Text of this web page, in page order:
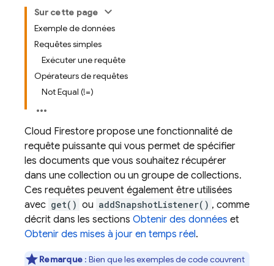
Sur cette page
Exemple de données
Requêtes simples
Exécuter une requête
Opérateurs de requêtes
Not Equal (!=)
Cloud Firestore propose une fonctionnalité de
requête puissante qui vous permet de spécifier
les documents que vous souhaitez récupérer
dans une collection ou un groupe de collections.
Ces requêtes peuvent également être utilisées
avec get() ou addSnapshotListener() , comme
décrit dans les sections Obtenir des données et
Obtenir des mises à jour en temps réel.
Remarque : Bien que les exemples de code couvrent